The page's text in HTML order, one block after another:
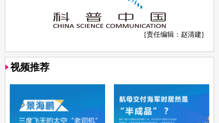
[责任编辑：赵清建]
视频推荐